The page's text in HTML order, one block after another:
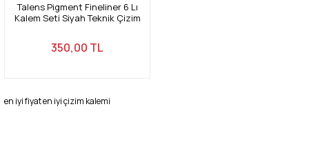
Talens Pigment Fineliner 6 Lı
Kalem Seti Siyah Teknik Çizim
350,00 TL
en iyi fiyat en iyi çizim kalemi